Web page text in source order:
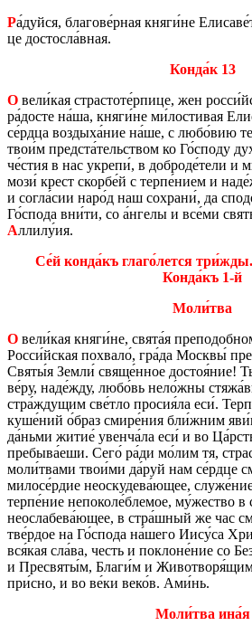
Ра́дуйся, бла­го­ве́рная княги́не
це до­стос­ла́вная.
Конда́к 13
О вели́кая стра­сто­те́рпице, жен
ра́досте на́ша, княги́не ми́ло­сти­вая
се́рдца воз­ды­ха́ние на́ше, с любо́вию
твои́м пред­ста́тель­ством ко Го́споду
че́стия в нас укре­пи́, в доб­ро­де́тели и
мо­зи́ крест скор­бе́й с терпе́нием и
и согла́сии наро́д наш со­хра­ни́, да
Го́спода вни́ти, со а́нгелы и все́ми
Аллилу́ия.
Се́й конда́къ глаго́лется
Конда́къ 1-й
Моли́тва
О вели́кая княги́не, свята́я
Росси́йская по­хва­ло́, гра́да Моск­вы́
Святы́я Земли́ свяще́нное до­стоя́ние!
ве́ру, наде́жду, любо́вь нело́жны
стра́жду­щим све́тло про­сия́ла еси́.
ку­ше́ний о́браз смире́ния бли́жним
да́ньми житие́ увен­ча́ла еси́ и во
пре­бы­ва́еши. Сего́ ра́ди мо́лим тя,
моли́твами твои́ми да́руй нам се́рдце
ми­ло­се́рдие неоску­де­ва́ющее,
терпе́ние непо­ко­ле́бле­мое, му́же­ство в
неосла­бе­ва́ющее, в стра́шный же час
тве́рдое на Го́спода на́шего Иису́са
вся́кая сла́ва, честь и по­клоне́ние со
и Пре­свя­ты́м, Благи́м и
при́сно, и во ве́ки веко́в. Ами́нь.
Моли́тва ина́я